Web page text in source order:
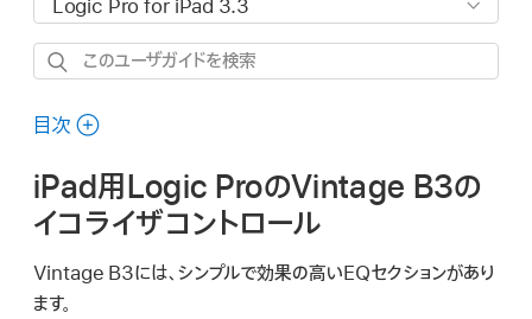
こ
ユ
ザ
ガ
イ
ド
を
目次
iPad用Logic ProのVintage B3の
イコライザコントロール
Vintage B3には、シンプルで効果の高いEQセクションがあり
ます。